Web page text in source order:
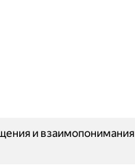
и взаимопонимания